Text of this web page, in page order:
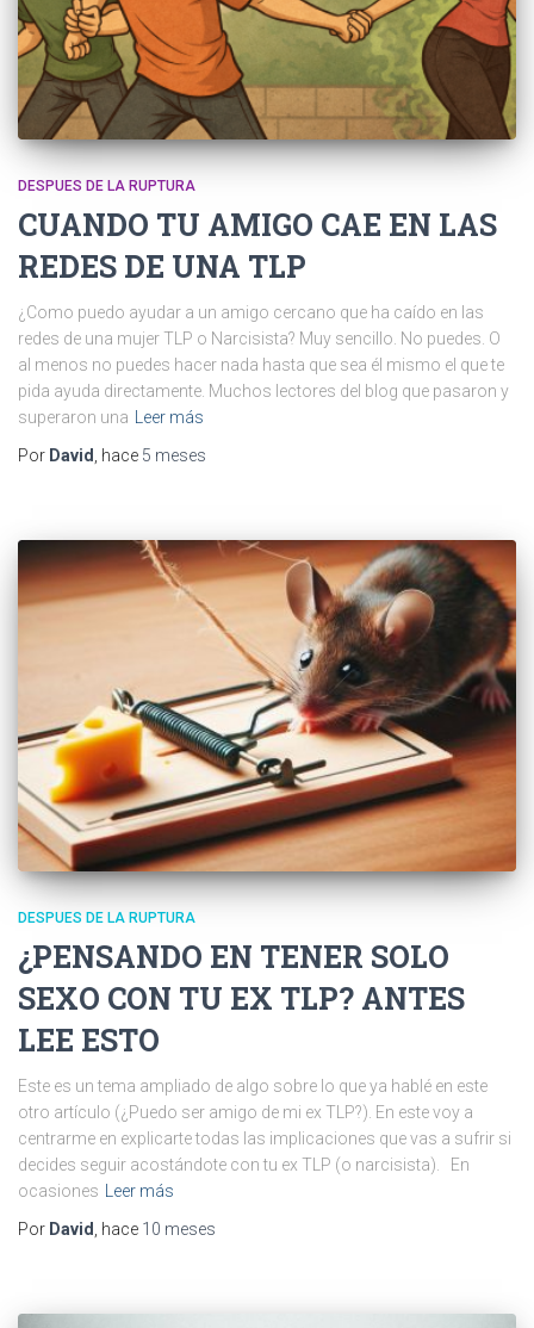
DESPUES DE LA RUPTURA
CUANDO TU AMIGO CAE EN LAS
REDES DE UNA TLP
¿Como puedo ayudar a un amigo cercano que ha caído en las
redes de una mujer TLP o Narcisista? Muy sencillo. No puedes. O
al menos no puedes hacer nada hasta que sea él mismo el que te
pida ayuda directamente. Muchos lectores del blog que pasaron y
superaron una
Leer más
Por David , hace 5 meses
DESPUES DE LA RUPTURA
¿PENSANDO EN TENER SOLO
SEXO CON TU EX TLP? ANTES
LEE ESTO
Este es un tema ampliado de algo sobre lo que ya hablé en este
otro artículo (¿Puedo ser amigo de mi ex TLP?). En este voy a
centrarme en explicarte todas las implicaciones que vas a sufrir si
decides seguir acostándote con tu ex TLP (o narcisista). En
ocasiones Leer más
Por David, hace 10 meses